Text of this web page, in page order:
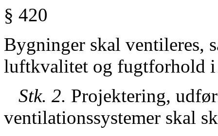
§ 420
Bygninger skal ventileres,
luftkvalitet og fugtforhold
Stk. 2. Projektering,
ventilationssystemer skal